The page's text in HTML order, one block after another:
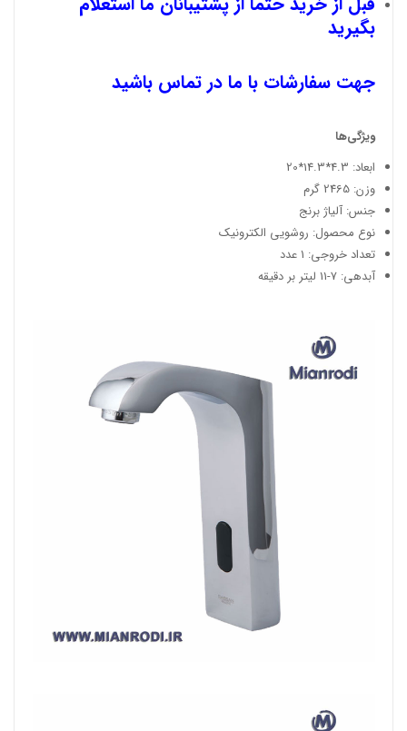
بگیرید
جهت سفارشات با ما در تماس باشید
ویژگی‌ها
ابعاد: 4.3*14.3*20
وزن: 2465 گرم
جنس: آلیاژ برنج
نوع محصول: روشویی الکترونیک
تعداد خروجی: 1 عدد
آبدهی: 7-11 لیتر بر دقیقه